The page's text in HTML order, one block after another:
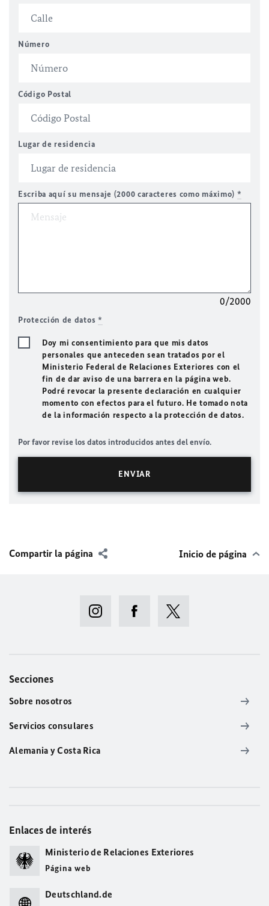
Número
Código Postal
Lugar de residencia
Escriba aquí su mensaje (2000 caracteres como máximo) *
0/2000
Protección de datos *
Doy mi consentimiento para que mis datos
personales que anteceden sean tratados por el
Ministerio Federal de Relaciones Exteriores con el
fin de dar aviso de una barrera en la página web.
Podré revocar la presente declaración en cualquier
momento con efectos para el futuro. He tomado nota
de la información respecto a la protección de datos.
Por favor revise los datos introducidos antes del envío.
Compartir la página Inicio de página
Secciones
Sobre nosotros
Servicios consulares
Alemania y Costa Rica
Enlaces de interés
Ministerio de Relaciones Exteriores
Página web
Deutschland.de